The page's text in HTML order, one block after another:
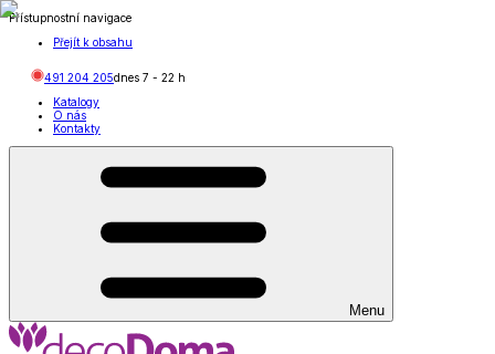
Přístupnostní navigace
Přejít k obsahu
491 204 205dnes 7 - 22 h
Katalogy
O nás
Kontakty
Menu